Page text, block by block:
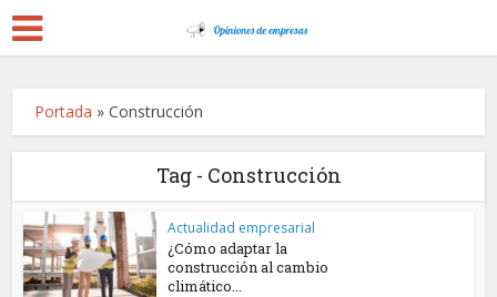
Portada »Construcción
Tag - Construcción
Actualidad empresarial
¿Cómo adaptar la
construcción al cambio
climático...